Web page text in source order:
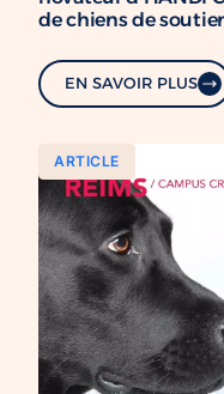
de chiens de
EN SAVOIR PLUS
ARTICLE